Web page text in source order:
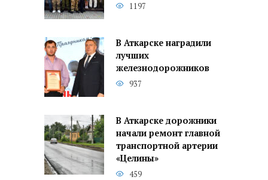
1197
В Аткарске наградили
лучших
железнодорожников
937
В Аткарске дорожники
начали ремонт главной
транспортной артерии
«Целины»
459